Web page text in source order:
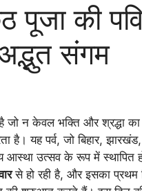
पूजा की
संगम
जो न केवल भक्ति और श्रद्धा
यह पर्व, जो बिहार, झारखंड,
आस्था उत्सव के रूप में स्थापित
से हो रही है, और इसका प्रथम